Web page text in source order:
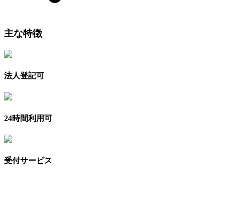
主な特徴
法人登記可
24時間利用可
受付サービス